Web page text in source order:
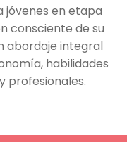
jóvenes en etapa
consciente de su
abordaje integral
habilidades
profesionales.